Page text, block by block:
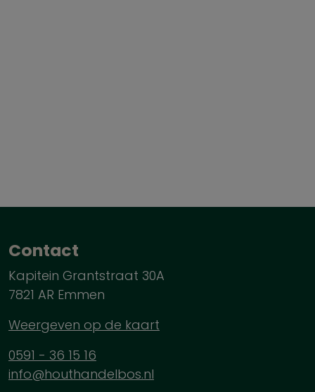
Contact
Kapitein Grantstraat 30A
7821 AR Emmen
Weergeven op de kaart
0591 - 36 15 16
info@houthandelbos.nl